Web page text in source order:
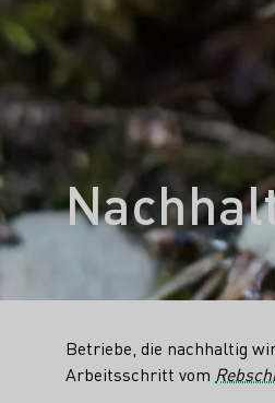
Betriebe, die nachhaltig
Arbeitsschritt vom